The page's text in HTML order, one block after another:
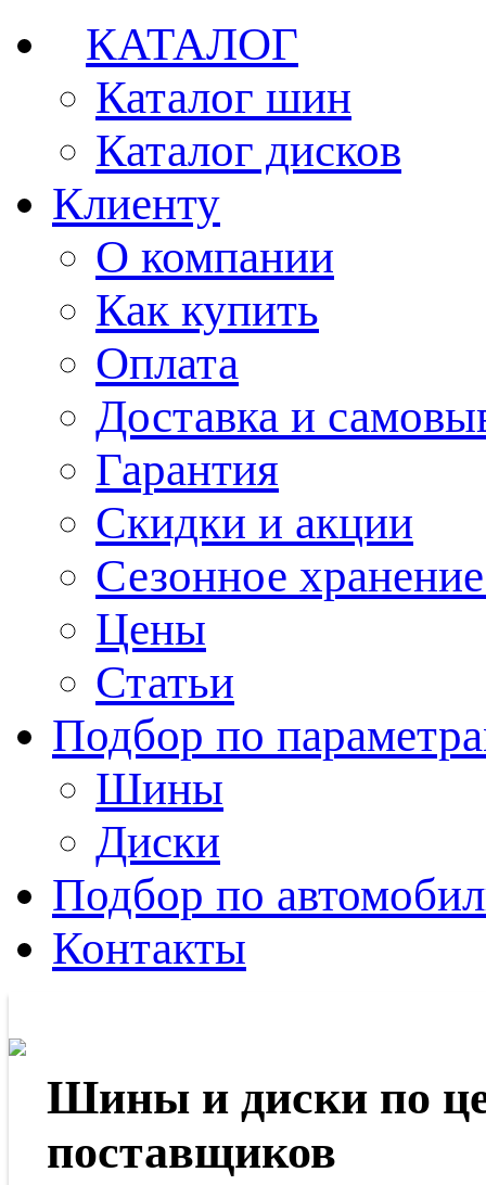
КАТАЛОГ
Каталог шин
Каталог дисков
Клиенту
О компании
Как купить
Оплата
Доставка и
Гарантия
Скидки и акции
Сезонное
Цены
Статьи
Подбор по
Шины
Диски
Подбор по
Контакты
Шины и диски по
поставщиков